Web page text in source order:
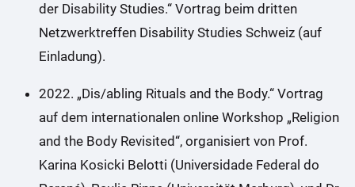
der Disability Studies.“ Vortrag beim dritten
Netzwerktreffen Disability Studies Schweiz (auf
Einladung).
2022. „Dis/abling Rituals and the Body.“ Vortrag
auf dem internationalen online Workshop „Religion
and the Body Revisited“, organisiert von Prof.
Karina Kosicki Belotti (Universidade Federal do